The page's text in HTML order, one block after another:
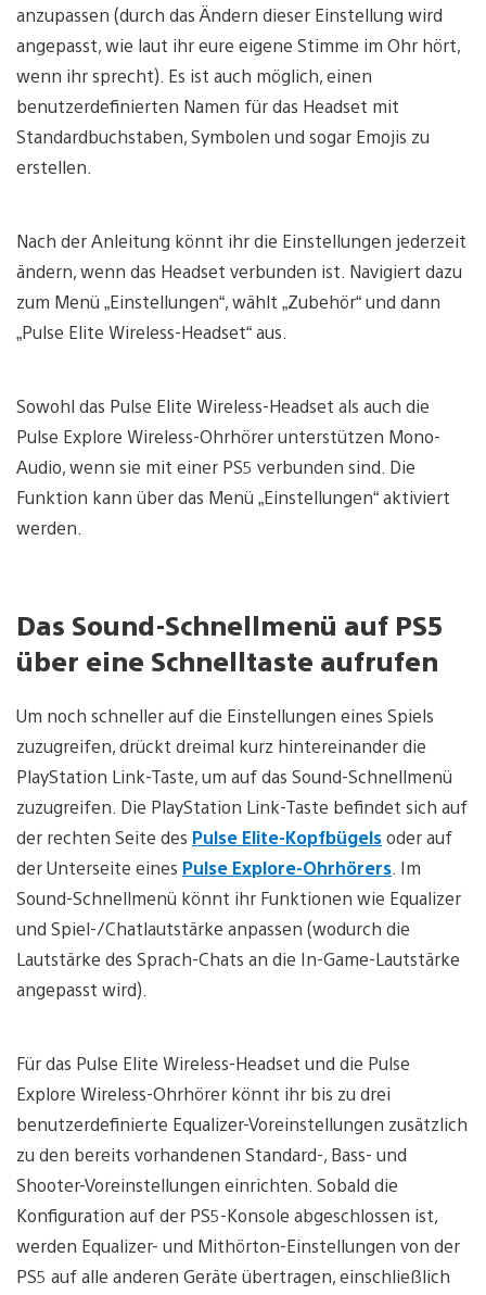
anzupassen (durch das Ändern dieser Einstellung wird
angepasst, wie laut ihr eure eigene Stimme im Ohr hört,
wenn ihr sprecht). Es ist auch möglich, einen
benutzerdefinierten Namen für das Headset mit
Standardbuchstaben, Symbolen und sogar Emojis zu
erstellen.
Nach der Anleitung könnt ihr die Einstellungen jederzeit
ändern, wenn das Headset verbunden ist. Navigiert dazu
zum Menü „Einstellungen“, wählt „Zubehör“ und dann
„Pulse Elite Wireless-Headset“ aus.
Sowohl das Pulse Elite Wireless-Headset als auch die
Pulse Explore Wireless-Ohrhörer unterstützen Mono-
Audio, wenn sie mit einer PS5 verbunden sind. Die
Funktion kann über das Menü „Einstellungen“ aktiviert
werden.
Das Sound-Schnellmenü auf PS5
über eine Schnelltaste aufrufen
Um noch schneller auf die Einstellungen eines Spiels
zuzugreifen, drückt dreimal kurz hintereinander die
PlayStation Link-Taste, um auf das Sound-Schnellmenü
zuzugreifen. Die PlayStation Link-Taste befindet sich auf
der rechten Seite des Pulse Elite-Kopfbügelsoder auf
der Unterseite eines Pulse Explore-Ohrhörers. Im
Sound-Schnellmenü könnt ihr Funktionen wie Equalizer
und Spiel-/Chatlautstärke anpassen (wodurch die
Lautstärke des Sprach-Chats an die In-Game-Lautstärke
angepasst wird).
Für das Pulse Elite Wireless-Headset und die Pulse
Explore Wireless-Ohrhörer könnt ihr bis zu drei
benutzerdefinierte Equalizer-Voreinstellungen zusätzlich
zu den bereits vorhandenen Standard-, Bass- und
Shooter-Voreinstellungen einrichten. Sobald die
Konfiguration auf der PS5-Konsole abgeschlossen ist,
werden Equalizer- und Mithörton-Einstellungen von der
PS5 auf alle anderen Geräte übertragen, einschließlich